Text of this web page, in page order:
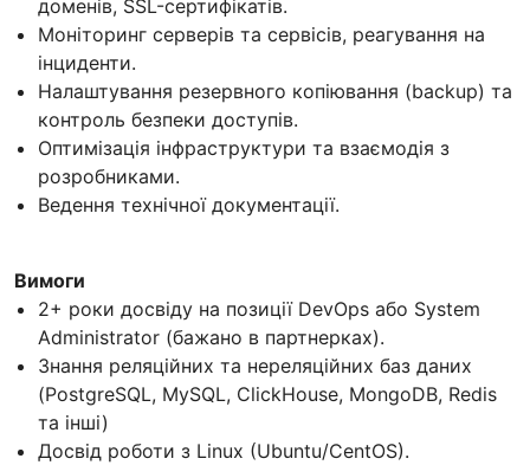
доменів, SSL-сертифікатів.
Моніторинг серверів та сервісів, реагування на
інциденти.
Налаштування резервного копіювання (backup) та
контроль безпеки доступів.
Оптимізація інфраструктури та взаємодія з
розробниками.
Ведення технічної документації.
Вимоги
2+ роки досвіду на позиції DevOps або System
Administrator (бажано в партнерках).
Знання реляційних та нереляційних баз даних
(PostgreSQL, MySQL, ClickHouse, MongoDB, Redis
та інші)
Досвід роботи з Linux (Ubuntu/CentOS).